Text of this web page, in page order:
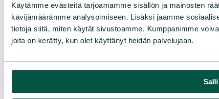
Käytämme evästeitä tarjoamamme sisällön ja mainosten
kävijämäärämme analysoimiseen. Lisäksi jaamme
tietoja siitä, miten käytät sivustoamme. Kumppanimme
joita on kerätty, kun olet käyttänyt heidän palvelujaan.